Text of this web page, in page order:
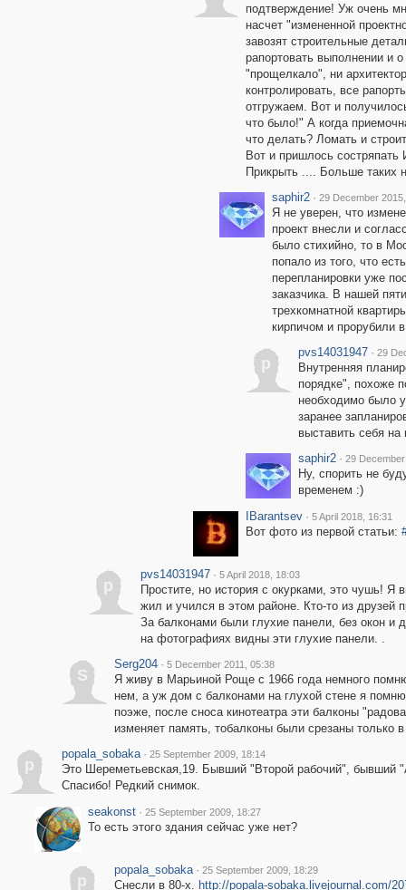
подтверждение! Уж очень
насчет "измененной
завозят строительные
рапортовать выполнении и
"прощелкало", ни
контролировать, все
отгружаем. Вот и
что было!" А когда
что делать? Ломать и
Вот и пришлось состряпать
Прикрыть .... Больше таких
saphir2 · 29 December
Я не уверен, что
проект внесли и
было стихийно, то в
попало из того, что
перепланировки уже
заказчика. В нашей
трехкомнатной
кирпичом и прорубили
p
pvs14031947 · 29
Внутренняя
порядке", похоже
необходимо было
заранее
выставить себя
saphir2 · 29
Ну, спорить не
временем :)
IBarantsev · 5 April 2018, 16:31
Вот фото из первой статьи:
p
pvs14031947 · 5 April 2018, 18:03
Простите, но история с окурками, это чушь! Я
жил и учился в этом районе. Кто-то из друзей
За балконами были глухие панели, без окон и
на фотографиях видны эти глухие панели. .
S
Serg204 · 5 December 2011, 05:38
Я живу в Марьиной Роще с 1966 года немного
нем, а уж дом с балконами на глухой стене я
поэже, после сноса кинотеатра эти балконы
изменяет память, тобалконы были срезаны только
p
popala_sobaka · 25 September 2009, 18:14
Это Шереметьевская,19. Бывший "Второй рабочий", бывший
Спасибо! Редкий снимок.
seakonst · 25 September 2009, 18:27
То есть этого здания сейчас уже нет?
p
popala_sobaka · 25 September 2009, 18:29
Снесли в 80-х. http://popala-sobaka.livejournal.com/